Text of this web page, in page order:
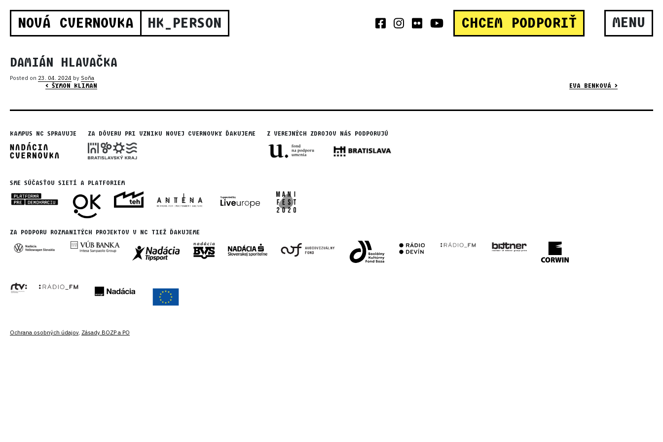
NOVÁ CVERNOVKA HK_PERSON CHCEM PODPORIŤ MENU
DAMIÁN HLAVAČKA
Posted on 23. 04. 2024 by Soňa
POST NAVIGATION
ŠYMON KLIMAN EVA BENKOVÁ
KAMPUS NC SPRAVUJE ZA DÔVERU PRI VZNIKU NOVEJ CVERNOVKY ĎAKUJEME Z VEREJNÝCH ZDROJOV NÁS PODPORUJÚ
SME SÚČASŤOU SIETÍ A PLATFORIEM
ZA PODPORU ROZMANITÝCH PROJEKTOV V NC TIEŽ ĎAKUJEME
Ochrana osobných údajov, Zásady BOZP a PO